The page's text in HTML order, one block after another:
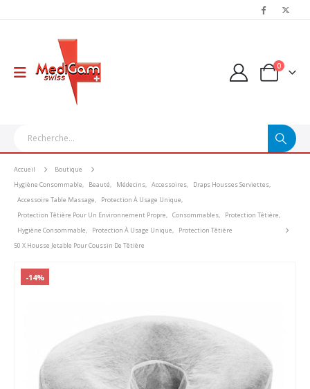
0
Accueil
Boutique
Hygiène Consommable, Beauté, Médecins, Accessoires, Draps Housses Serviettes,
Accessoire Table Massage, Protection À Usage Unique,
Protection Têtière Pour Un Environnement Propre, Consommables, Protection Têtière,
Hygiène Consommable, Protection À Usage Unique,
Protection Têtière
50 X Housse Jetable Pour Coussin De Têtière
-14%